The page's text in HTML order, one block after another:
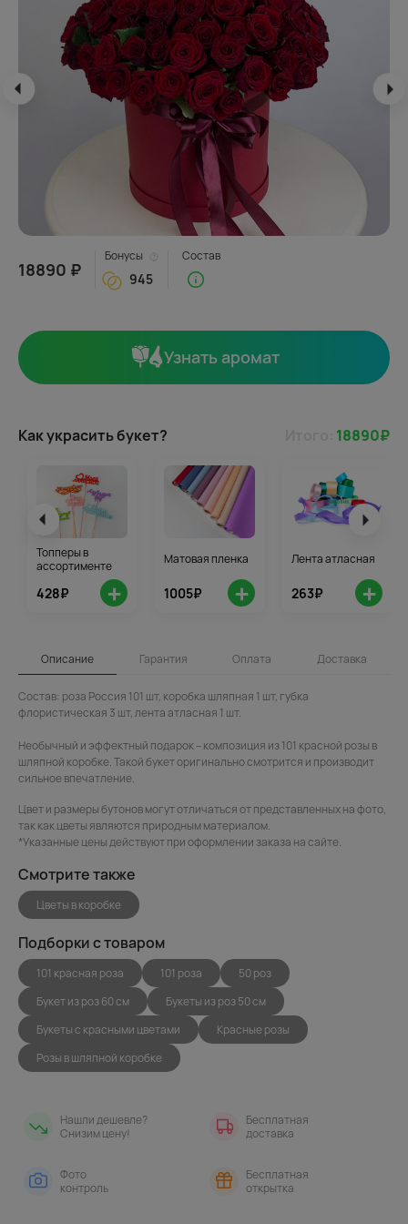
18890 ₽
Бонусы
945
Состав
Узнать аромат
Как украсить букет? 18890₽
Топперы в
ассортименте
428₽ +
Матовая пленка
1005₽ +
Лента атласная
263₽ +
Описание Гарантия Оплата Доставка
Состав: роза Россия 101 шт, коробка шляпная 1 шт, губка
флористическая 3 шт, лента атласная 1 шт.
Необычный и эффектный подарок – композиция из 101 красной розы в
шляпной коробке. Такой букет оригинально смотрится и производит
сильное впечатление.
Цвет и размеры бутонов могут отличаться от представленных на фото,
так как цветы являются природным материалом.
*Указанные цены действуют при оформлении заказа на сайте.
Смотрите также
Цветы в коробке
Подборки с товаром
101 красная роза 101 роза
50 роз
Букет из роз 60 см
Букеты из роз 50 см
Букеты с красными цветами
Красные розы
Розы в шляпной коробке
Нашли дешевле?
Снизим цену!
Бесплатная
доставка
Фото
контроль
Бесплатная
открытка